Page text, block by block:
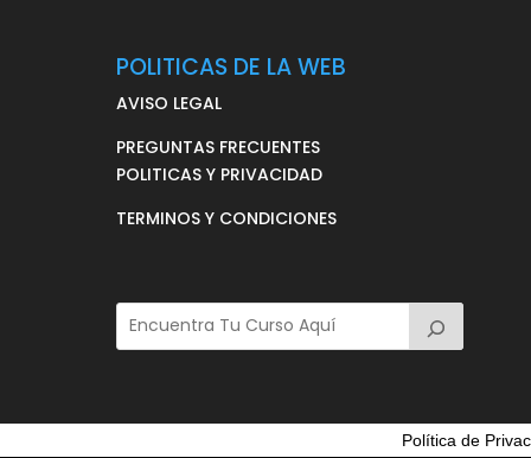
POLITICAS DE LA WEB
AVISO LEGAL
PREGUNTAS FRECUENTES
POLITICAS Y PRIVACIDAD
TERMINOS Y CONDICIONES
Política de